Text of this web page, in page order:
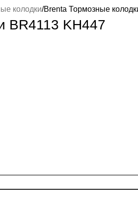
колодки Brenta Тормозные
BR4113 KH447